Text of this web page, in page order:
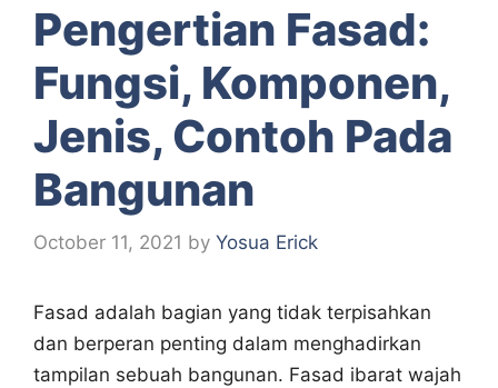
Pengertian Fasad:
Fungsi, Komponen,
Jenis, Contoh Pada
Bangunan
October 11, 2021 by Yosua Erick
Fasad adalah bagian yang tidak terpisahkan
dan berperan penting dalam menghadirkan
tampilan sebuah bangunan. Fasad ibarat wajah